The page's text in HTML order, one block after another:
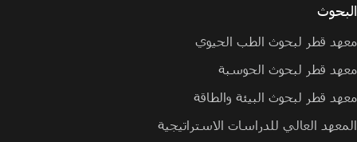
البحوث
معهد قطر لبحوث الطب الحيوي
معهد قطر لبحوث الحوسبة
معهد قطر لبحوث البيئة والطاقة
المعهد العالي للدراسات الاستراتيجية